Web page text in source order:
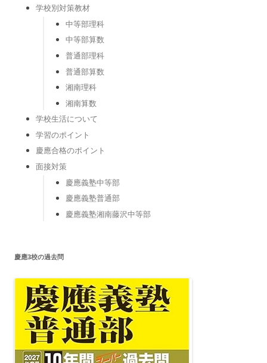
学校別対策教材
中等部理科
中等部算数
普通部理科
普通部算数
湘南理科
湘南算数
学校生活について
学習のポイント
慶應合格のポイント
面接対策
慶應義塾中等部
慶應義塾普通部
慶應義塾湘南藤沢中等部
慶應3校の過去問